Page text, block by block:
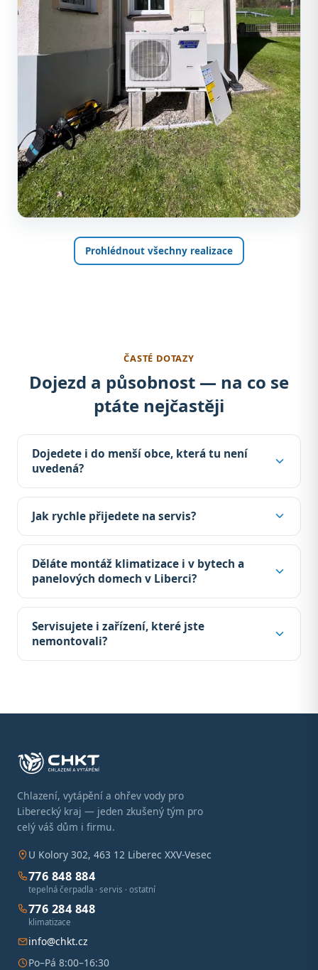
Prohlédnout všechny realizace
ČASTÉ DOTAZY
Dojezd a působnost — na co se
ptáte nejčastěji
Dojedete i do menší obce, která tu není
uvedená?
Jak rychle přijedete na servis?
Děláte montáž klimatizace i v bytech a
panelových domech v Liberci?
Servisujete i zařízení, které jste
nemontovali?
Chlazení, vytápění a ohřev vody pro
Liberecký kraj — jeden zkušený tým pro
celý váš dům i firmu.
U Kolory 302, 463 12 Liberec XXV-Vesec
776 848 884
tepelná čerpadla · servis · ostatní
776 284 848
klimatizace
info@chkt.cz
Po–Pá 8:00–16:30